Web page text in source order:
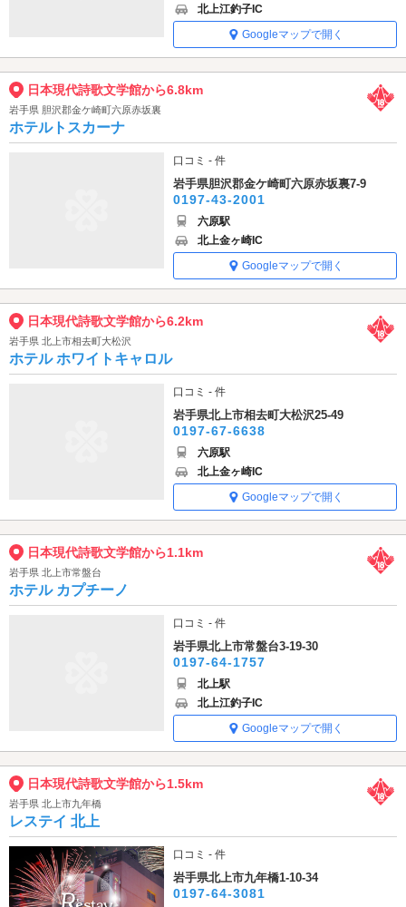
北上江釣子IC
Googleマップで開く
日本現代詩歌文学館から6.8km
岩手県 胆沢郡金ケ崎町六原赤坂裏
ホテルトスカーナ
口コミ - 件
岩手県胆沢郡金ケ崎町六原赤坂裏7-9
0197-43-2001
六原駅
北上金ヶ崎IC
Googleマップで開く
日本現代詩歌文学館から6.2km
岩手県 北上市相去町大松沢
ホテル ホワイトキャロル
口コミ - 件
岩手県北上市相去町大松沢25-49
0197-67-6638
六原駅
北上金ヶ崎IC
Googleマップで開く
日本現代詩歌文学館から1.1km
岩手県 北上市常盤台
ホテル カプチーノ
口コミ - 件
岩手県北上市常盤台3-19-30
0197-64-1757
北上駅
北上江釣子IC
Googleマップで開く
日本現代詩歌文学館から1.5km
岩手県 北上市九年橋
レステイ 北上
口コミ - 件
岩手県北上市九年橋1-10-34
0197-64-3081